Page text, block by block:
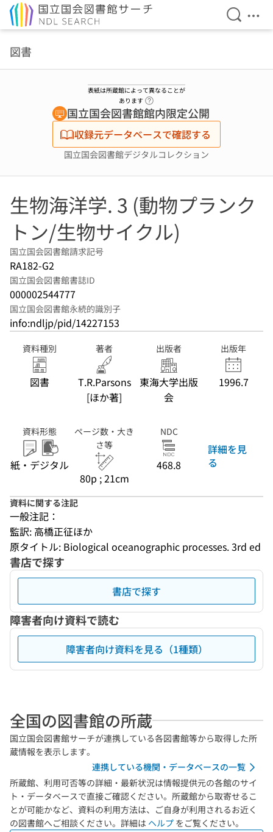
検索を
メ
図書
表紙は所蔵館によって異なることが
あります
国立国会図書館館内限定公開
収録元データベースで確認する
国立国会図書館デジタルコレクション
生物海洋学. 3 (動物プランク
トン/生物サイクル)
国立国会図書館請求記号
RA182-G2
国立国会図書館書誌ID
000002544777
国立国会図書館永続的識別子
info:ndljp/pid/14227153
資料種別
図書
著者
T.R.Parsons
[ほか著]
出版者
東海大学出版
会
出版年
1996.7
資料形態
紙・デジタル
ページ数・大き
さ等
80p ; 21cm
NDC
468.8
詳細を見
る
資料に関する注記
一般注記：
監訳: 高橋正征ほか
原タイトル: Biological oceanographic processes. 3rd ed
書店で探す
書店で探す
障害者向け資料で読む
障害者向け資料を見る（1種類）
全国の図書館の所蔵
国立国会図書館サーチが連携している各図書館等から取得した所
蔵情報を表示します。
連携している機関・データベースの一覧
所蔵館、利用可否等の詳細・最新状況は情報提供元の各館のサイ
ト・データベースで直接ご確認ください。所蔵館から取寄せるこ
とが可能かなど、資料の利用方法は、ご自身が利用されるお近く
の図書館へご相談ください。詳細は ヘルプ をご覧ください。